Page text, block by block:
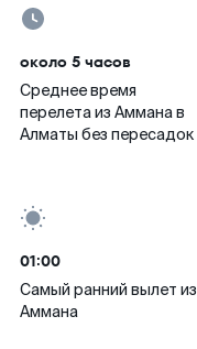
около 5 часов
Среднее время
перелета из Аммана в
Алматы без пересадок
01:00
Самый ранний вылет из
Аммана